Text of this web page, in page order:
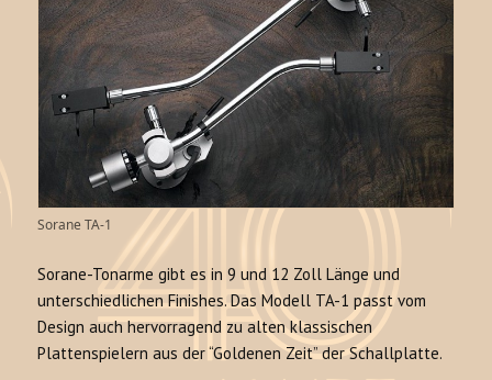
Sorane TA-1
Sorane-Tonarme gibt es in 9 und 12 Zoll Länge und
unterschiedlichen Finishes. Das Modell TA-1 passt vom
Design auch hervorragend zu alten klassischen
Plattenspielern aus der “Goldenen Zeit” der Schallplatte.